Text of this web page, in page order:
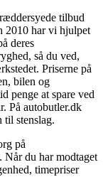
tilbud
2010 har vi hjulpet
deres
så du ved,
Priserne på
bilen og
penge at spare ved
På autobutler.dk
til stenslag.
på
Når du har modtaget
timepriser